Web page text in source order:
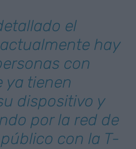
el
hay
con
ya tienen
dispositivo y
por la red de
con la T-